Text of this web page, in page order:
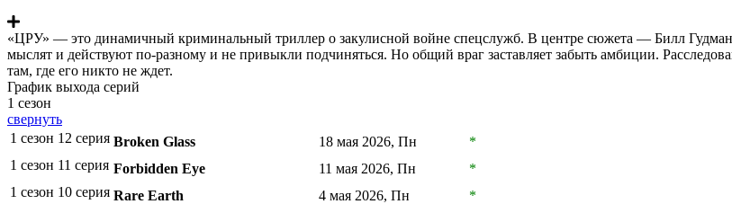
«ЦРУ» — это динамичный криминальный триллер о закулисной войне спецслужб. В центре сюжета — Билл
мыслят и действуют по-разному и не привыкли подчиняться. Но общий враг заставляет забыть амбиции.
там, где его никто не ждет.
График выхода серий
1 сезон
свернуть
1 сезон 12 серия Broken Glass 18 мая 2026, Пн
*
1 сезон 11 серия Forbidden Eye 11 мая 2026, Пн
*
1 сезон 10 серия Rare Earth 4 мая 2026, Пн
*